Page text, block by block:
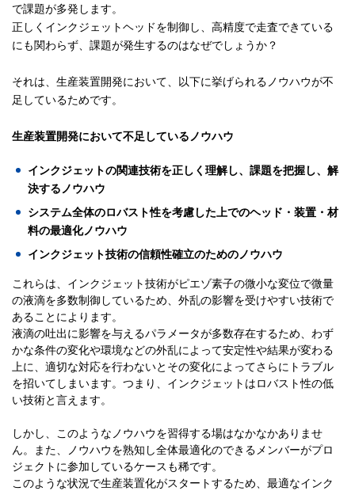
で課題が多発します。
正しくインクジェットヘッドを制御し、高精度で走査できている
にも関わらず、課題が発生するのはなぜでしょうか？
それは、生産装置開発において、以下に挙げられるノウハウが不
足しているためです。
生産装置開発において不足しているノウハウ
インクジェットの関連技術を正しく理解し、課題を把握し、解
決するノウハウ
システム全体のロバスト性を考慮した上でのヘッド・装置・材
料の最適化ノウハウ
インクジェット技術の信頼性確立のためのノウハウ
これらは、インクジェット技術がピエゾ素子の微小な変位で微量
の液滴を多数制御しているため、外乱の影響を受けやすい技術で
あることによります。
液滴の吐出に影響を与えるパラメータが多数存在するため、わず
かな条件の変化や環境などの外乱によって安定性や結果が変わる
上に、適切な対応を行わないとその変化によってさらにトラブル
を招いてしまいます。つまり、インクジェットはロバスト性の低
い技術と言えます。
しかし、このようなノウハウを習得する場はなかなかありませ
ん。また、ノウハウを熟知し全体最適化のできるメンバーがプロ
ジェクトに参加しているケースも稀です。
このような状況で生産装置化がスタートするため、最適なインク